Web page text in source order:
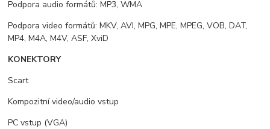
Podpora audio formátů: MP3, WMA
Podpora video formátů: MKV, AVI, MPG, MPE, MPEG, VOB, DAT,
MP4, M4A, M4V, ASF, XviD
KONEKTORY
Scart
Kompozitní video/audio vstup
PC vstup (VGA)